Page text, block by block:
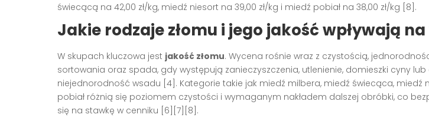
świecącą na 42,00 zł/kg, miedź niesort na 39,00 zł/kg i miedź pobiał na 38,00 zł/kg [8].
Jakie rodzaje złomu i jego jakość wpływają
W skupach kluczowa jest jakość złomu. Wycena rośnie wraz z czystością,
sortowania oraz spada, gdy występują zanieczyszczenia, utlenienie, domieszki cyny
niejednorodność wsadu [4]. Kategorie takie jak miedź milbera, miedź świecąca, miedź
pobiał różnią się poziomem czystości i wymaganym nakładem dalszej obróbki, co
się na stawkę w cenniku [6][7][8].